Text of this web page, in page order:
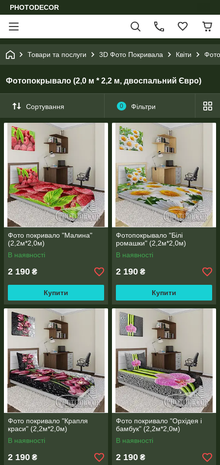
PHOTODECOR
Товари та послуги 3D Фото Покривала Квіти
Фотопокрывало (2,0 м * 2,2 м, двоспальний Євро)
Сортування 0 Фільтри
Фото покривало "Малина"
(2,2м*2,0м)
В наявності
2 190 ₴
Купити
Фотопокрывало "Білі
ромашки" (2,2м*2,0м)
В наявності
2 190 ₴
Купити
Фото покривало "Крапля
краси" (2,2м*2,0м)
В наявності
2 190 ₴
Фото покривало "Орхідея і
бамбук" (2,2м*2,0м)
В наявності
2 190 ₴